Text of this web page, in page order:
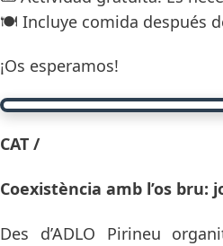
🍽️ Incluye comida después
¡Os esperamos!
CAT /
Coexistència amb l’os
Des d’ADLO Pirineu